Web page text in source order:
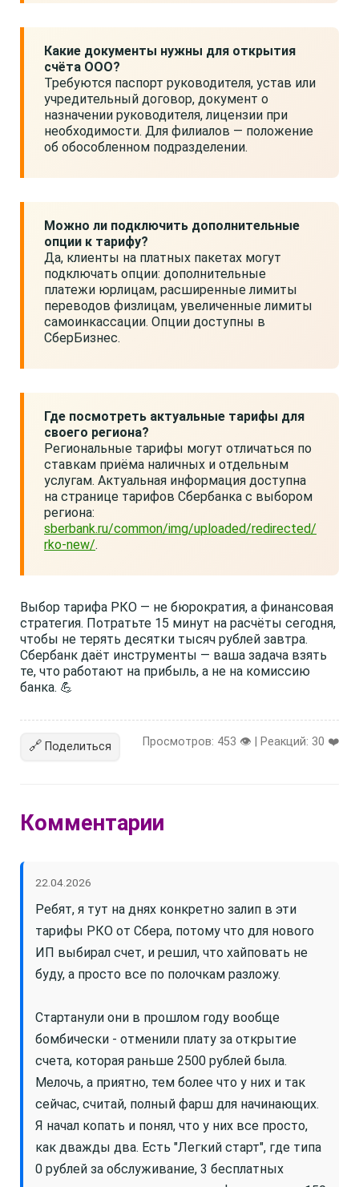
Какие документы нужны для открытия
счёта ООО?
Требуются паспорт руководителя, устав или
учредительный договор, документ о
назначении руководителя, лицензии при
необходимости. Для филиалов — положение
об обособленном подразделении.
Можно ли подключить дополнительные
опции к тарифу?
Да, клиенты на платных пакетах могут
подключать опции: дополнительные
платежи юрлицам, расширенные лимиты
переводов физлицам, увеличенные лимиты
самоинкассации. Опции доступны в
СберБизнес.
Где посмотреть актуальные тарифы для
своего региона?
Региональные тарифы могут отличаться по
ставкам приёма наличных и отдельным
услугам. Актуальная информация доступна
на странице тарифов Сбербанка с выбором
региона:
sberbank.ru/common/img/uploaded/redirected/
rko-new/.
Выбор тарифа РКО — не бюрократия, а финансовая
стратегия. Потратьте 15 минут на расчёты сегодня,
чтобы не терять десятки тысяч рублей завтра.
Сбербанк даёт инструменты — ваша задача взять
те, что работают на прибыль, а не на комиссию
банка. 💪
🔗 Поделиться Просмотров: 453 👁️ | Реакций: 30 ❤️
Комментарии
22.04.2026
Ребят, я тут на днях конкретно залип в эти
тарифы РКО от Сбера, потому что для нового
ИП выбирал счет, и решил, что хайповать не
буду, а просто все по полочкам разложу.
Стартанули они в прошлом году вообще
бомбически - отменили плату за открытие
счета, которая раньше 2500 рублей была.
Мелочь, а приятно, тем более что у них и так
сейчас, считай, полный фарш для начинающих.
Я начал копать и понял, что у них все просто,
как дважды два. Есть "Легкий старт", где типа
0 рублей за обслуживание, 3 бесплатных